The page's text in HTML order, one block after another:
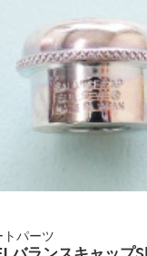
パーツ